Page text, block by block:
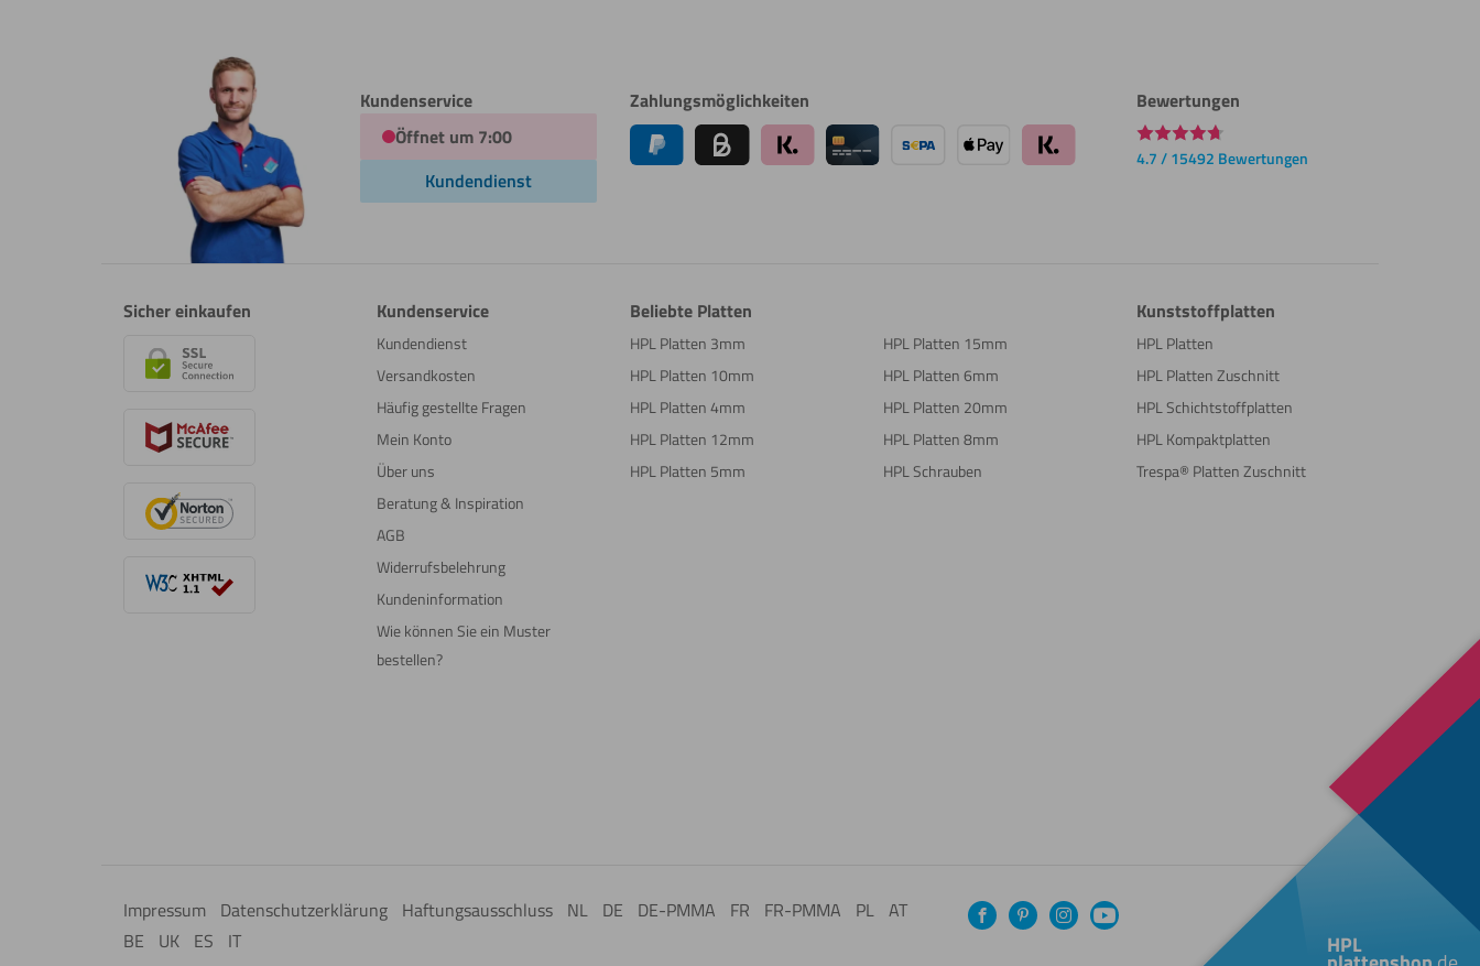
Kundenservice
Öffnet um 7:00
Kundendienst
Zahlungsmöglichkeiten Bewertungen
4.7 / 15492 Bewertungen
Sicher einkaufen Kundenservice
Kundendienst
Versandkosten
Häufig gestellte Fragen
Mein Konto
Über uns
Beratung & Inspiration
AGB
Widerrufsbelehrung
Kundeninformation
Wie können Sie ein Muster
bestellen?
Beliebte Platten
HPL Platten 3mm
HPL Platten 10mm
HPL Platten 4mm
HPL Platten 12mm
HPL Platten 5mm
HPL Platten 15mm
HPL Platten 6mm
HPL Platten 20mm
HPL Platten 8mm
HPL Schrauben
Kunststoffplatten
HPL Platten
HPL Platten Zuschnitt
HPL Schichtstoffplatten
HPL Kompaktplatten
Trespa® Platten Zuschnitt
Impressum Datenschutzerklärung Haftungsausschluss NL DE DE-PMMA FR FR-PMMA PL AT
BE
UK ES IT FacebookPinterestInstagramYouTube
HPL